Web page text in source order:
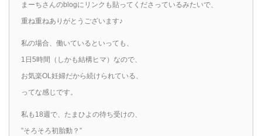
まーちさんのblogにリンクも貼ってくださっているみたいで、
重ね重ねありがとうございます♪
私の場合、働いているといっても、
1日5時間（しかも結構ヒマ）なので、
お気楽OL妊婦だから続けられている、
ってな感じです。
私も18週で、たまひよの待ち受けの、
”そろそろ初胎動？”